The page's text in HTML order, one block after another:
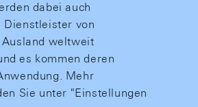
dabei auch
Dienstleister von
weltweit
es kommen deren
Mehr
Sie unter "Einstellungen